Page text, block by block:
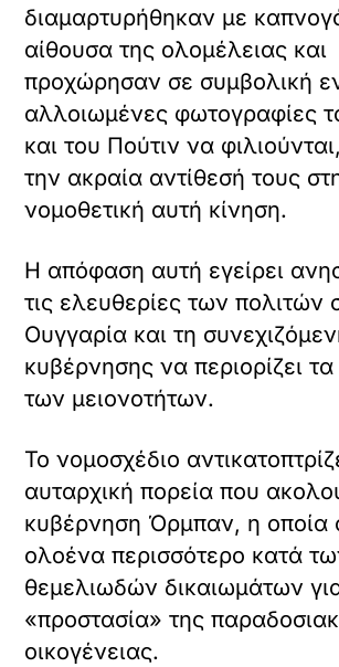
διαμαρτυρήθηκαν με
αίθουσα της ολομέλειας και
προχώρησαν σε συμβολική
αλλοιωμένες φωτογραφίες
και του Πούτιν να
την ακραία αντίθεσή τους
νομοθετική αυτή κίνηση.
Η απόφαση αυτή εγείρει
τις ελευθερίες των πολιτών
Ουγγαρία και τη
κυβέρνησης να περιορίζει
των μειονοτήτων.
Το νομοσχέδιο
αυταρχική πορεία που
κυβέρνηση Όρμπαν, η οποία
ολοένα περισσότερο κατά
θεμελιωδών δικαιωμάτων
«προστασία» της
οικογένειας.